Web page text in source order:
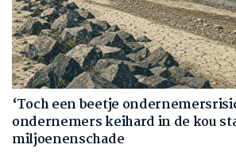
‘Toch een beetje
ondernemers keihard in de kou
miljoenenschade